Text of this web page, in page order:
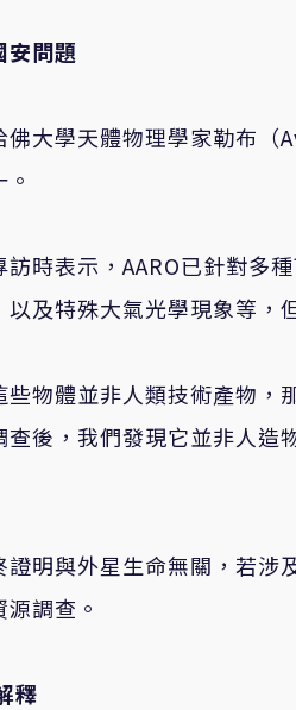
安問題
佛大學天體物理學家勒布（
時表示， AARO已針對多
及特殊大氣光學現象等，
物體並非人類技術產物，
查後，我們發現它並非人
明與外星生命無關，若
調查。
釋